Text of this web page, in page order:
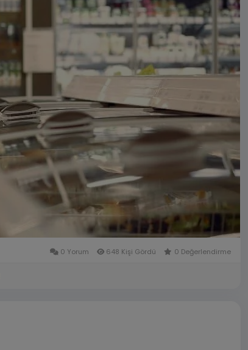
0 Yorum 648 Kişi Gördü 0 Değerlendirme